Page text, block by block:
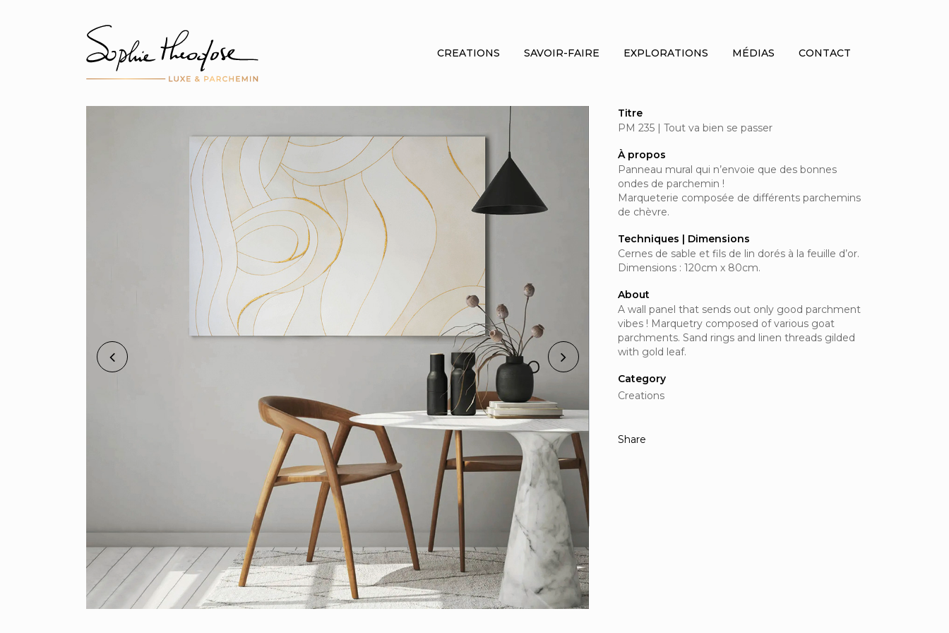
CREATIONS SAVOIR-FAIRE EXPLORATIONS MÉDIAS CONTACT
Titre
PM 235 | Tout va bien se passer
À propos
Panneau mural qui n’envoie que des bonnes
ondes de parchemin !
Marqueterie composée de différents parchemins
de chèvre.
Techniques | Dimensions
Cernes de sable et fils de lin dorés à la feuille d’or.
Dimensions : 120cm x 80cm.
About
A wall panel that sends out only good parchment
vibes ! Marquetry composed of various goat
parchments. Sand rings and linen threads gilded
with gold leaf.
Category
Creations
Share